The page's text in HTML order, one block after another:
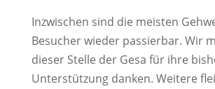
Inzwischen sind die meisten
Besucher wieder passierbar. Wir
dieser Stelle der Gesa für ihre
Unterstützung danken. Weitere